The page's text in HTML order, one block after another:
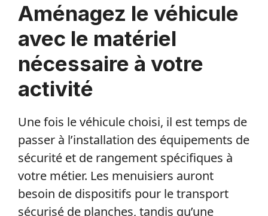
Aménagez le véhicule
avec le matériel
nécessaire à votre
activité
Une fois le véhicule choisi, il est temps de
passer à l’installation des équipements de
sécurité et de rangement spécifiques à
votre métier. Les menuisiers auront
besoin de dispositifs pour le transport
sécurisé de planches, tandis qu’une